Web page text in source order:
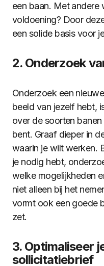
een baan. Met
voldoening? Door
een solide basis voor
2. Onderzoek
Onderzoek een
beeld van jezelf hebt,
over de soorten
bent. Graaf dieper in
waarin je wilt werken.
je nodig hebt,
welke mogelijkheden
niet alleen bij het
vormt ook een goede
zet.
3. Optimaliseer
sollicitatiebrief